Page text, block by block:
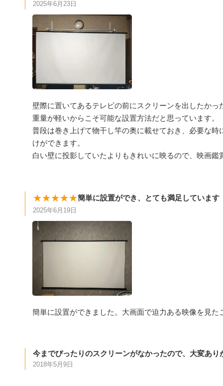
2025年6月23日
壁際に置いてあるテレビの前にスクリーンを出したか
重量が軽いからこそ可能な設置方法だと思っています。
普段は巻き上げて物干し竿の奥に載せておき、必要な
けができます。
白い壁に投影していたよりもきれいに映るので、映画鑑
★★★★★簡単に設置ができ、とても満足しています
2025年6月19日
簡単に設置ができました。大画面で迫力ある映像を見
今までぴったりのスクリーンがなかったので、大変あり
2018年5月9日